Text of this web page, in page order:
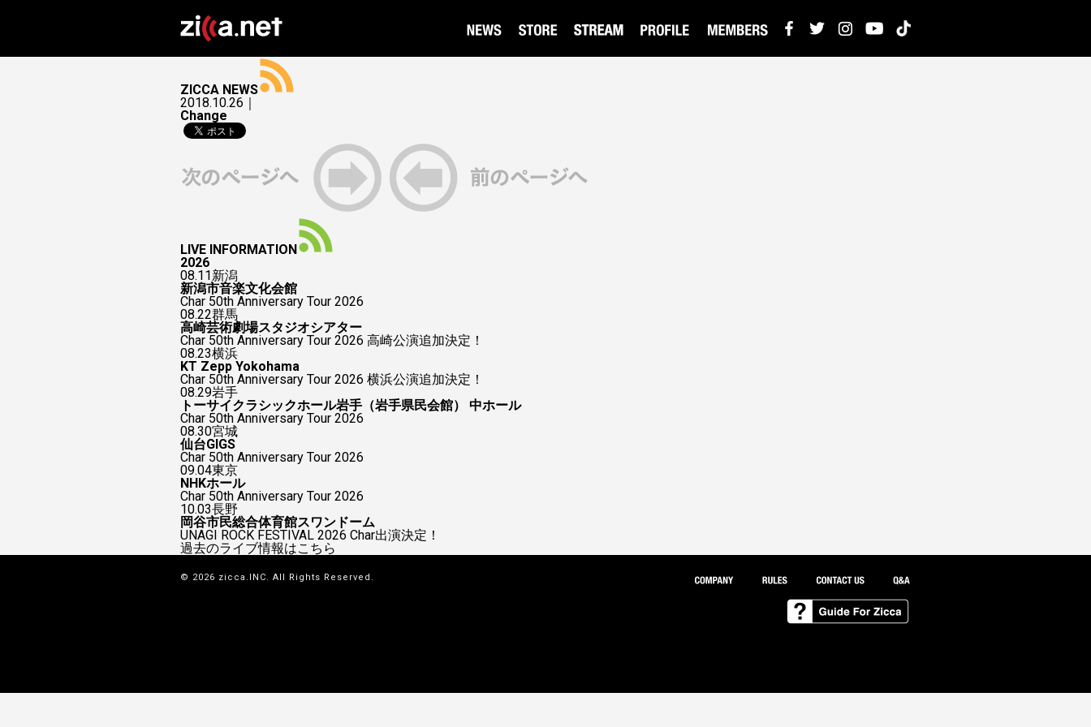
ZICCA NEWS
2018.10.26｜
Change
LIVE INFORMATION
2026
08.11新潟
新潟市音楽文化会館
Char 50th Anniversary Tour 2026
08.22群馬
高崎芸術劇場スタジオシアター
Char 50th Anniversary Tour 2026 高崎公演追加決定！
08.23横浜
KT Zepp Yokohama
Char 50th Anniversary Tour 2026 横浜公演追加決定！
08.29岩手
トーサイクラシックホール岩手（岩手県民会館） 中ホール
Char 50th Anniversary Tour 2026
08.30宮城
仙台GIGS
Char 50th Anniversary Tour 2026
09.04東京
NHKホール
Char 50th Anniversary Tour 2026
10.03長野
岡谷市民総合体育館スワンドーム
UNAGI ROCK FESTIVAL 2026 Char出演決定！
過去のライブ情報はこちら
© 2026 zicca.INC. All Rights Reserved.